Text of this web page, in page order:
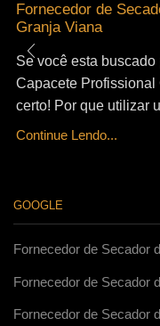
Fornecedor de
Granja Viana
Se você esta
Capacete
certo! Por que utilizar
Continue Lendo...
GOOGLE
Fornecedor de Secador
Fornecedor de Secador
Fornecedor de Secador